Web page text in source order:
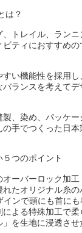
は？
トレイル、ランニ
ティにおすすめの
い機能性を採用し
ランスを考えてデ
、染め、パッケー
手でつくった日本
つのポイント
オーバーロック加工
れたオリジナル糸
インで頭にも首に
による特殊加工で柔
」を生地に浸透さ